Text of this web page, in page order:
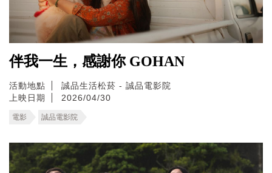
伴我一生，感謝你 GOHAN
活動地點
誠品生活松菸 - 誠品電影院
上映日期
2026/04/30
電影 誠品電影院